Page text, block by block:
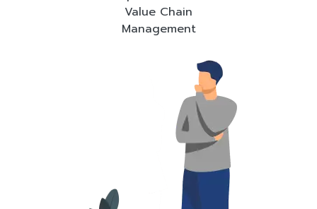
Value Chain
Management